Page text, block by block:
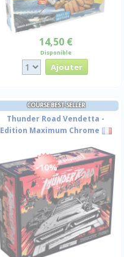
14,50 €
Disponible
COURSE BEST-SELLER
Thunder Road Vendetta -
Edition Maximum Chrome
-10%